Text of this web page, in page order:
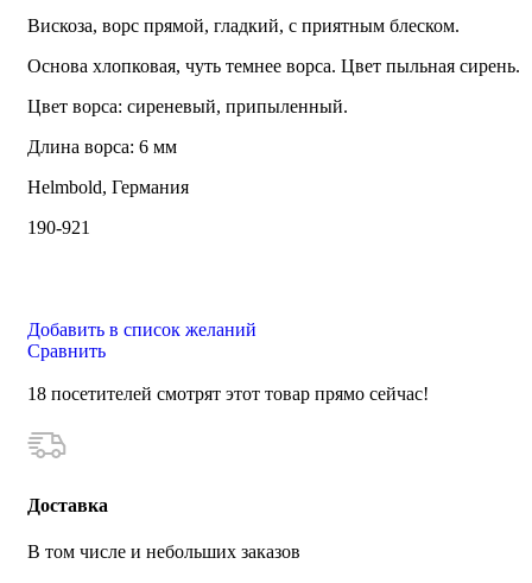
Вискоза, ворс прямой, гладкий, с приятным блеском.
Основа хлопковая, чуть темнее ворса. Цвет пыльная сирень.
Цвет ворса: сиреневый, припыленный.
Длина ворса: 6 мм
Helmbold, Германия
190-921
Добавить в список желаний
Сравнить
18 посетителей смотрят этот товар прямо сейчас!
Доставка
В том числе и небольших заказов